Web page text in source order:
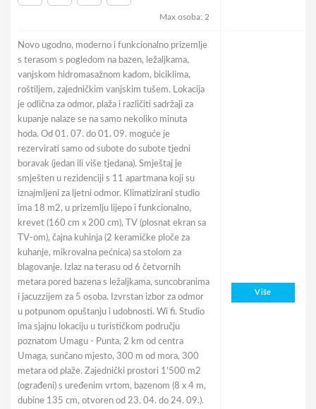
Max osoba: 2
Novo ugodno, moderno i funkcionalno prizemlje
s terasom s pogledom na bazen, ležaljkama,
vanjskom hidromasažnom kadom, biciklima,
roštiljem, zajedničkim vanjskim tušem. Lokacija
je odlična za odmor, plaža i različiti sadržaji za
kupanje nalaze se na samo nekoliko minuta
hoda. Od 01. 07. do 01. 09. moguće je
rezervirati samo od subote do subote tjedni
boravak (jedan ili više tjedana). Smještaj je
smješten u rezidenciji s 11 apartmana koji su
iznajmljeni za ljetni odmor. Klimatizirani studio
ima 18 m2, u prizemlju lijepo i funkcionalno,
krevet (160 cm x 200 cm), TV (plosnat ekran sa
TV-om), čajna kuhinja (2 keramičke ploče za
kuhanje, mikrovalna pećnica) sa stolom za
blagovanje. Izlaz na terasu od 6 četvornih
metara pored bazena s ležaljkama, suncobranima
i jacuzzijem za 5 osoba. Izvrstan izbor za odmor
u potpunom opuštanju i udobnosti. Wi fi. Studio
ima sjajnu lokaciju u turističkom području
poznatom Umagu - Punta, 2 km od centra
Umaga, sunčano mjesto, 300 m od mora, 300
metara od plaže. Zajednički prostori 1'500 m2
(ograđeni) s uređenim vrtom, bazenom (8 x 4 m,
dubine 135 cm, otvoren od 23. 04. do 24. 09.).
Više